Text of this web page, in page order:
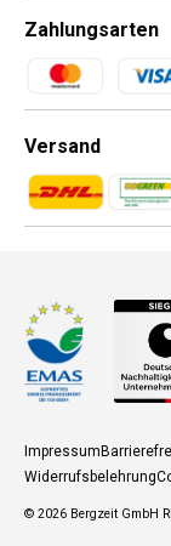
Zahlungsarten
Versand
Impressum
Widerrufsbelehrung
© 2026 Bergzeit GmbH